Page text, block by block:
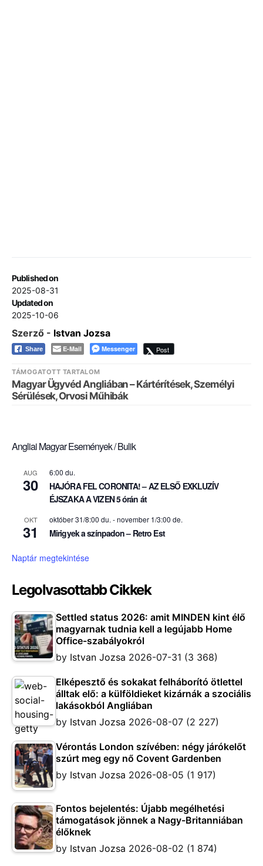
Published on
2025-08-31
Updated on
2025-10-06
Szerző - Istvan Jozsa
Share E-Mail Messenger Post
TÁMOGATOTT TARTALOM
Magyar Ügyvéd Angliában – Kártérítések, Személyi
Sérülések, Orvosi Műhibák
Angliai Magyar Események / Bulik
AUG
30
6:00 du.
HAJÓRA FEL CORONITA! – AZ ELSŐ EXKLUZÍV
ÉJSZAKA A VIZEN 5 órán át
OKT
31
október 31/8:00 du. -november 1/3:00 de.
Mirigyek a színpadon – Retro Est
Naptár megtekintése
Legolvasottabb Cikkek
Settled status 2026: amit MINDEN kint élő
magyarnak tudnia kell a legújabb Home
Office-szabályokról
by Istvan Jozsa 2026-07-31 (3 368)
Elképesztő és sokakat felháborító ötlettel
álltak elő: a külföldieket kizárnák a szociális
lakásokból Angliában
by Istvan Jozsa 2026-08-07 (2 227)
Vérontás London szívében: négy járókelőt
szúrt meg egy nő Covent Gardenben
by Istvan Jozsa 2026-08-05 (1 917)
Fontos bejelentés: Újabb megélhetési
támogatások jönnek a Nagy-Britanniában
élőknek
by Istvan Jozsa 2026-08-02 (1 874)